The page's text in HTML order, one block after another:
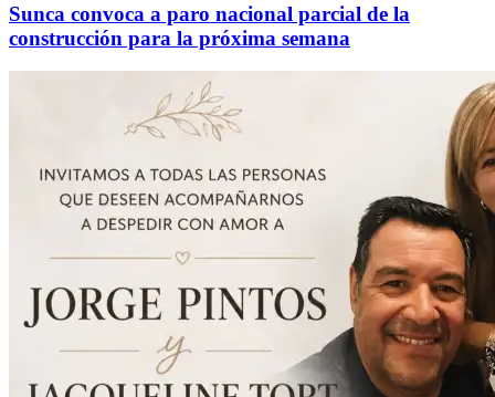
Sunca convoca a paro nacional parcial de la
construcción para la próxima semana